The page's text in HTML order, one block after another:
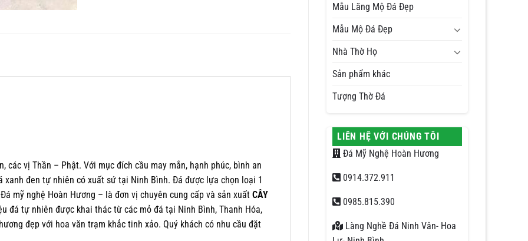
Mẫu Lăng Mộ Đá Đẹp
Mẫu Mộ Đá Đẹp
Nhà Thờ Họ
Sản phẩm khác
Tượng Thờ Đá
LIÊN HỆ VỚI CHÚNG TÔI
Đá Mỹ Nghệ Hoàn Hương
0914.372.911
0985.815.390
Làng Nghề Đá Ninh Vân- Hoa
các vị Thần – Phật. Với mục đích cầu may mắn, hạnh phúc, bình an
đen tự nhiên có xuất sứ tại Ninh Bình. Đá được lựa chọn loại 1
mỹ nghệ Hoàn Hương – là đơn vị chuyên cung cấp và sản xuất CÂY
đá tự nhiên được khai thác từ các mỏ đá tại Ninh Bình, Thanh Hóa,
đẹp với hoa văn trạm khắc tinh xảo. Quý khách có nhu cầu đặt